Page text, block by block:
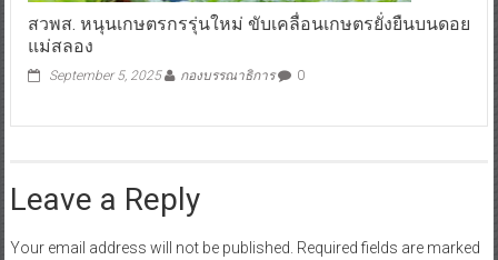
สวพส. หนุนเกษตรกรรุ่นใหม่ ขับเคลื่อนเกษตรยั่งยืนบนดอย
แม่สลอง
September 5, 2025 กองบรรณาธิการ 0
Leave a Reply
Your email address will not be published. Required fields are marked